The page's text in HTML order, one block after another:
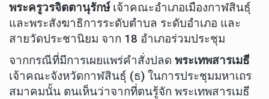
พระครูวรจิตตานุรักษ์เจ้าคณะอำเภอเมืองกาฬสินธุ์
และพระสังฆาธิการระดับตำบล ระดับอำเภอ และ
สายวัดประชานิยม จาก 18 อำเภอร่วมประชุม
จากกรณีที่มีการเผยแพร่คำสั่งปลด พระเทพสารเมธี
เจ้าคณะจังหวัดกาฬสินธุ์ (ธ) ในการประชุมมหาเถร
สมาคมนั้น ตนเห็นว่าจากที่ตนรู้จัก พระเทพสารเมธี